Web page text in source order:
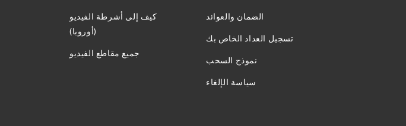
كيف إلى أشرطة الفيديو
(أوروبا)
جميع مقاطع الفيديو
الضمان والعوائد
تسجيل العداد الخاص بك
نموذج السحب
سياسة الإلغاء